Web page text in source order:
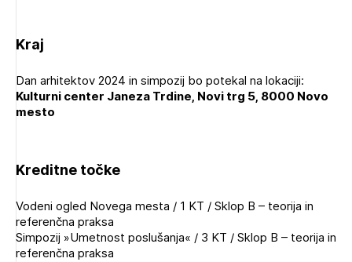
Kraj
Dan arhitektov 2024 in simpozij bo potekal na lokaciji:
Kulturni center Janeza Trdine, Novi trg 5, 8000 Novo
mesto
Kreditne točke
Vodeni ogled Novega mesta / 1 KT / Sklop B – teorija in
referenčna praksa
Simpozij »Umetnost poslušanja« / 3 KT / Sklop B – teorija in
referenčna praksa